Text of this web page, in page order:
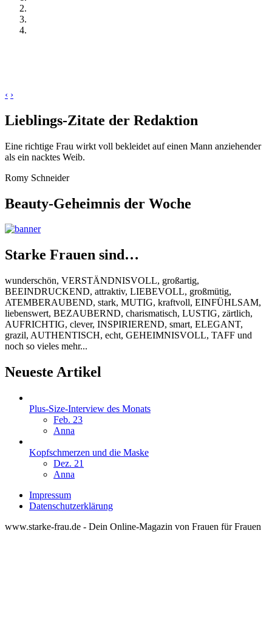
‹ ›
Lieblings-Zitate der Redaktion
Eine richtige Frau wirkt voll bekleidet auf einen Mann anziehender
als ein nacktes Weib.
Romy Schneider
Beauty-Geheimnis der Woche
Starke Frauen sind…
wunderschön, VERSTÄNDNISVOLL, großartig,
BEEINDRUCKEND, attraktiv, LIEBEVOLL, großmütig,
ATEMBERAUBEND, stark, MUTIG, kraftvoll, EINFÜHLSAM,
liebenswert, BEZAUBERND, charismatisch, LUSTIG, zärtlich,
AUFRICHTIG, clever, INSPIRIEREND, smart, ELEGANT,
grazil, AUTHENTISCH, echt, GEHEIMNISVOLL, TAFF und
noch so vieles mehr...
Neueste Artikel
Plus-Size-Interview des Monats
Feb. 23
Anna
Kopfschmerzen und die Maske
Dez. 21
Anna
Impressum
Datenschutzerklärung
www.starke-frau.de - Dein Online-Magazin von Frauen für Frauen